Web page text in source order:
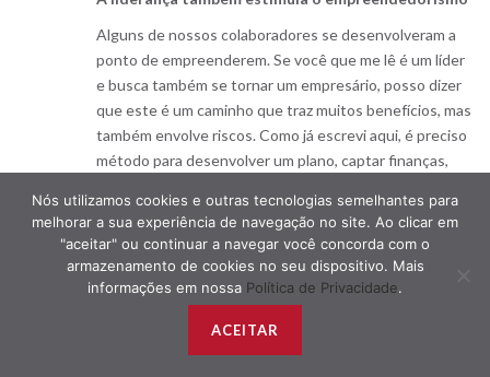
Alguns de nossos colaboradores se desenvolveram a
ponto de empreenderem. Se você que me lê é um líder
e busca também se tornar um empresário, posso dizer
que este é um caminho que traz muitos benefícios, mas
também envolve riscos. Como já escrevi aqui, é preciso
método para desenvolver um plano, captar finanças,
assertivas. Nesse sentido, ter uma boa dose de
experiência é também fundamental.
Em outras palavras: deve-se trabalhar primeiramente
em negócios sólidos (grandes empresas ou startups
bem consolidadas) para depois, quando já tiver uma
Nós utilizamos cookies e outras tecnologias semelhantes para
melhorar a sua experiência de navegação no site. Ao clicar em
"aceitar" ou continuar a navegar você concorda com o
armazenamento de cookies no seu dispositivo. Mais
informações em nossa Política de Privacidade.
ACEITAR